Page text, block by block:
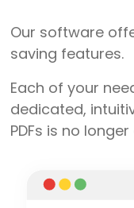
Our software
saving features.
Each of your
dedicated,
PDFs is no